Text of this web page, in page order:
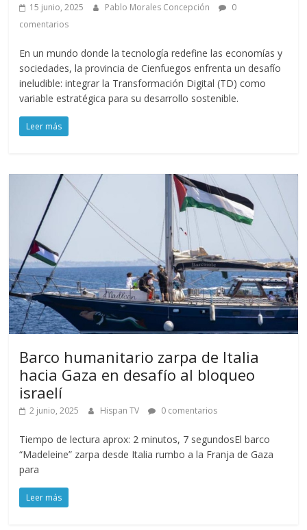
15 junio, 2025 Pablo Morales Concepción
0
comentarios
En un mundo donde la tecnología redefine las economías y
sociedades, la provincia de Cienfuegos enfrenta un desafío
ineludible: integrar la Transformación Digital (TD) como
variable estratégica para su desarrollo sostenible.
Leer más
Barco humanitario zarpa de Italia
hacia Gaza en desafío al bloqueo
israelí
2 junio, 2025 Hispan TV 0 comentarios
Tiempo de lectura aprox: 2 minutos, 7 segundosEl barco
“Madeleine” zarpa desde Italia rumbo a la Franja de Gaza
para
Leer más